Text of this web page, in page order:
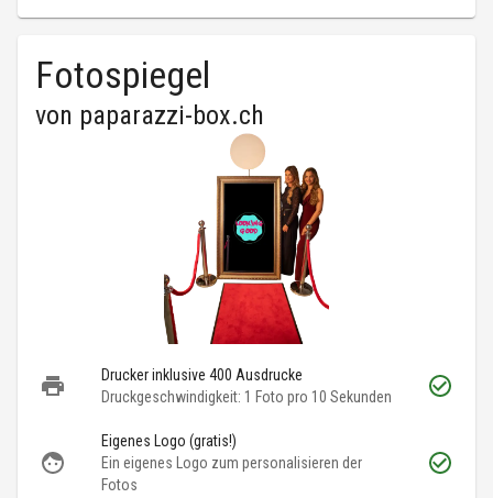
Fotospiegel
von paparazzi-box.ch
Drucker inklusive 400 Ausdrucke
Druckgeschwindigkeit: 1 Foto pro 10 Sekunden
Eigenes Logo (gratis!)
Ein eigenes Logo zum personalisieren der
Fotos